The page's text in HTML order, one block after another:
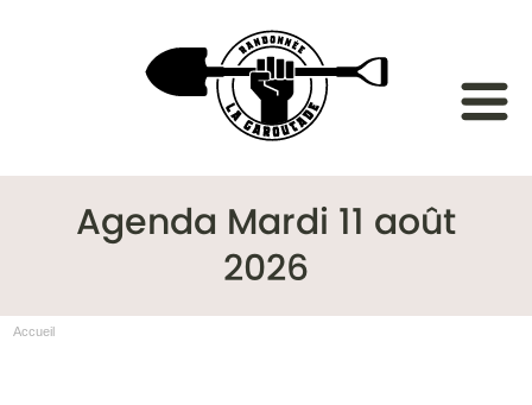
Agenda Mardi 11 août
2026
Accueil